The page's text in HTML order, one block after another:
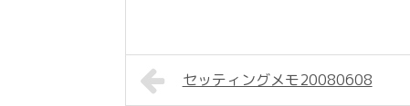
セッティングメモ20080608